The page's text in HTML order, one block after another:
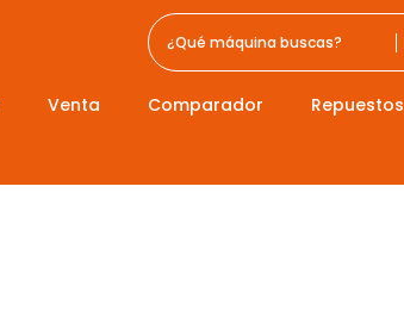
Venta Comparador Repuestos